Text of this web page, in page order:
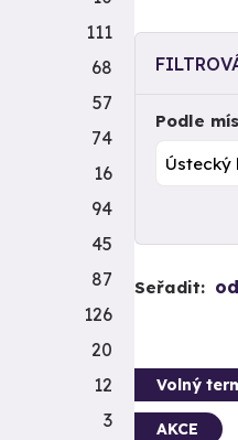
Podle
Seřadit:
Volný
AKCE
111
68
57
74
16
94
45
87
126
20
12
3